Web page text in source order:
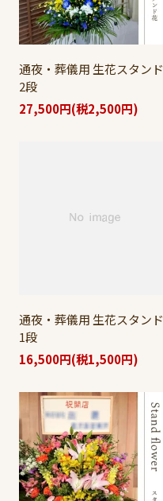
通夜・葬儀用 生花スタンド
2段
27,500円(税2,500円)
通夜・葬儀用 生花スタンド
1段
16,500円(税1,500円)